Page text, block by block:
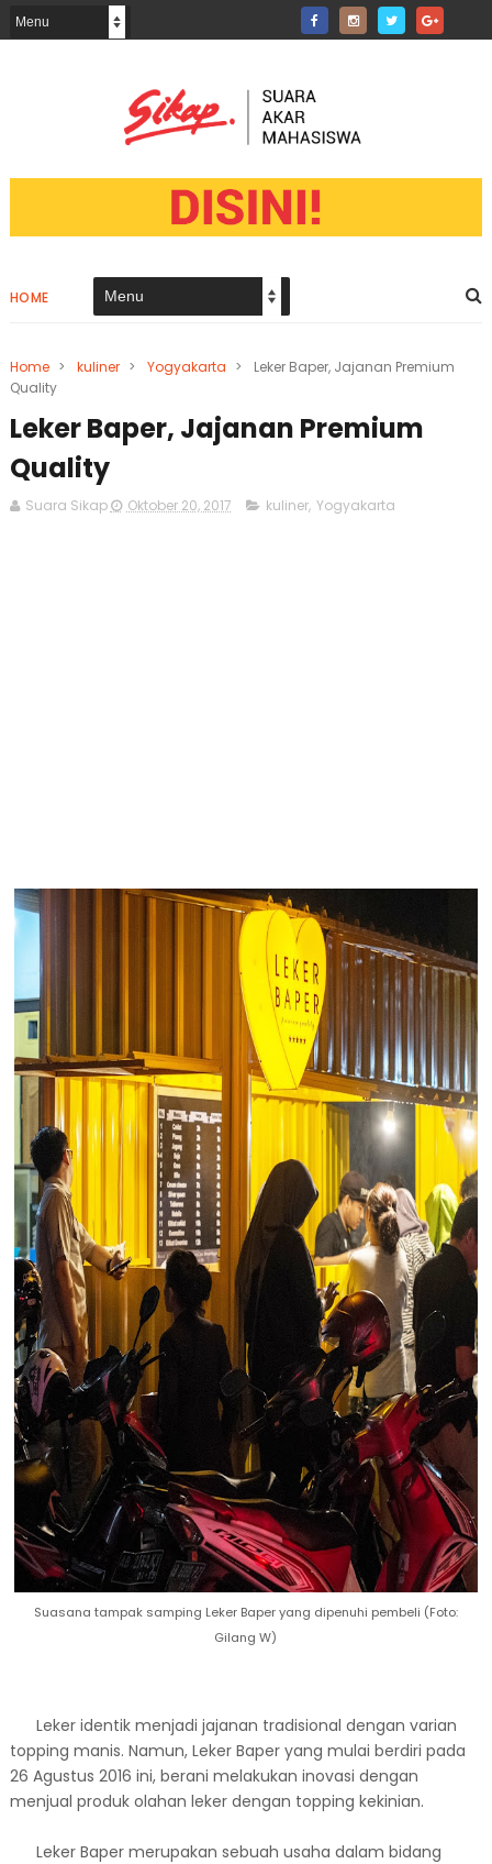
HOME
Home > kuliner > Yogyakarta >
Leker Baper, Jajanan Premium
Quality
Leker Baper, Jajanan Premium
Quality
Suara Sikap Oktober 20, 2017 kuliner, Yogyakarta
Suasana tampak samping Leker Baper yang dipenuhi pembeli (Foto:
Gilang W)
Leker identik menjadi jajanan tradisional dengan varian
topping manis. Namun, Leker Baper yang mulai berdiri pada
26 Agustus 2016 ini, berani melakukan inovasi dengan
menjual produk olahan leker dengan topping kekinian.
Leker Baper merupakan sebuah usaha dalam bidang